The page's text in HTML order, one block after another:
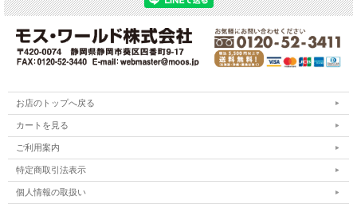
お店のトップへ戻る
カートを見る
ご利用案内
特定商取引法表示
個人情報の取扱い